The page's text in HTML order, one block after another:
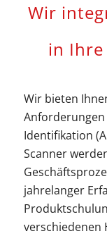
Wir
in Ihre
Wir bieten
Identifikation
Scanner
jahrelanger
verschiedenen